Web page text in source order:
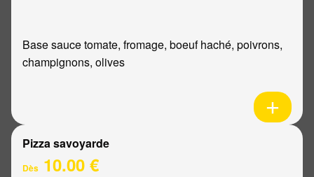
Base sauce tomate, fromage, boeuf haché, poivrons,
champignons, olives
Pizza savoyarde
Dès 10.00 €